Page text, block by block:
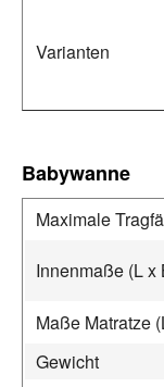
Varianten
Babywanne
Maximale
Innenmaße (L x
Maße Matratze
Gewicht